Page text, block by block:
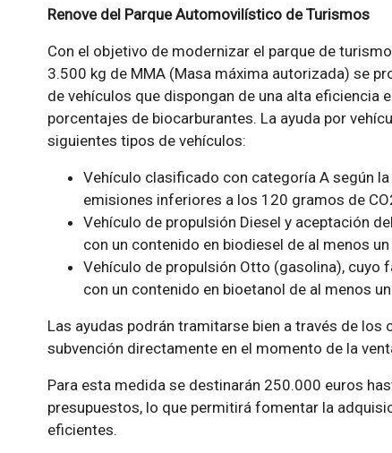
Renove del Parque Automovilístico de Turismos
Con el objetivo de modernizar el parque de
3.500 kg de MMA (Masa máxima autorizada) se
de vehículos que dispongan de una alta eficiencia
porcentajes de biocarburantes. La ayuda por
siguientes tipos de vehículos:
Vehículo clasificado con categoría A según
emisiones inferiores a los 120 gramos de
Vehículo de propulsión Diesel y aceptación
con un contenido en biodiesel de al menos un
Vehículo de propulsión Otto (gasolina), cuyo
con un contenido en bioetanol de al menos
Las ayudas podrán tramitarse bien a través de
subvención directamente en el momento de la
Para esta medida se destinarán 250.000 euros
presupuestos, lo que permitirá fomentar la
eficientes.